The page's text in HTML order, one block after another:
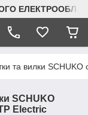
та вилки SCHUKO
SCHUKO
Electric